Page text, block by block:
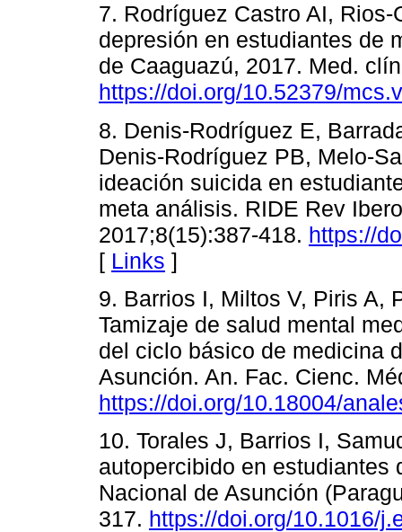
7. Rodríguez Castro AI,
depresión en estudiantes de
de Caaguazú, 2017. Med.
https://doi.org/10.52379/
8. Denis-Rodríguez E,
Denis-Rodríguez PB, Melo-
ideación suicida en
meta análisis. RIDE Rev
2017;8(15):387-418. https://
[ Links ]
9. Barrios I, Miltos V, Piris A,
Tamizaje de salud mental
del ciclo básico de medicina
Asunción. An. Fac. Cienc.
https://doi.org/10.18004/
10. Torales J, Barrios I,
autopercibido en estudiantes
Nacional de Asunción
317. https://doi.org/10.1016/